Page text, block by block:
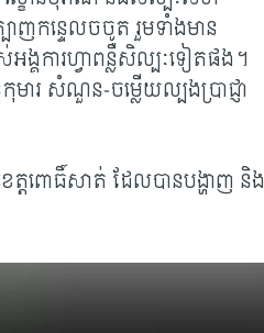
ាញកន្ទេលចចូត រួមទាំងមាន
គការហ្វាពន្លឺសិល្បៈទៀតផង។
មារ សំណួន-ចម្លើយល្បងប្រាជ្ញា
ត្តពោធិ៍សាត់ ដែលបានបង្ហាញ និង